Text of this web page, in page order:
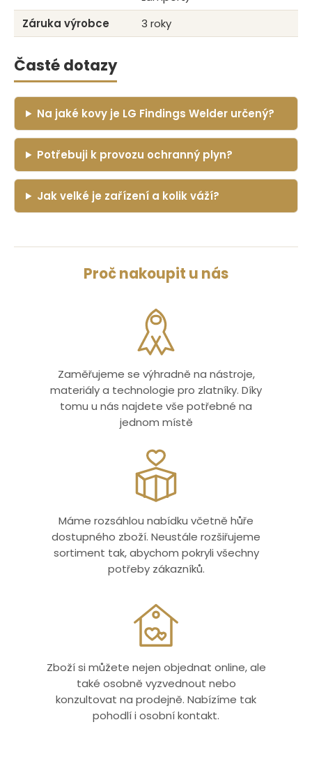
Záruka výrobce
3 roky
Časté dotazy
Na jaké kovy je LG Findings Welder určený?
Potřebuji k provozu ochranný plyn?
Jak velké je zařízení a kolik váží?
Proč nakoupit u nás
Zaměřujeme se výhradně na nástroje,
materiály a technologie pro zlatníky. Díky
tomu u nás najdete vše potřebné na
jednom místě
Máme rozsáhlou nabídku včetně hůře
dostupného zboží. Neustále rozšiřujeme
sortiment tak, abychom pokryli všechny
potřeby zákazníků.
Zboží si můžete nejen objednat online, ale
také osobně vyzvednout nebo
konzultovat na prodejně. Nabízíme tak
pohodlí i osobní kontakt.